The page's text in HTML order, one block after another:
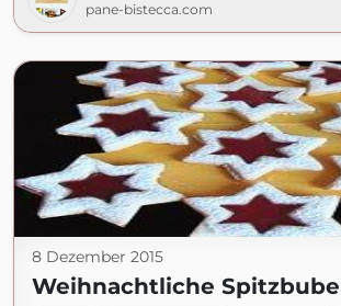
pane-bistecca.com
8 Dezember 2015
Weihnachtliche